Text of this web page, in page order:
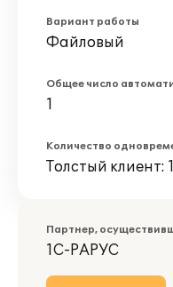
Вариант работы
Файловый
Общее число
1
Количество
Толстый клиент: 1
Партнер,
1С-РАРУС